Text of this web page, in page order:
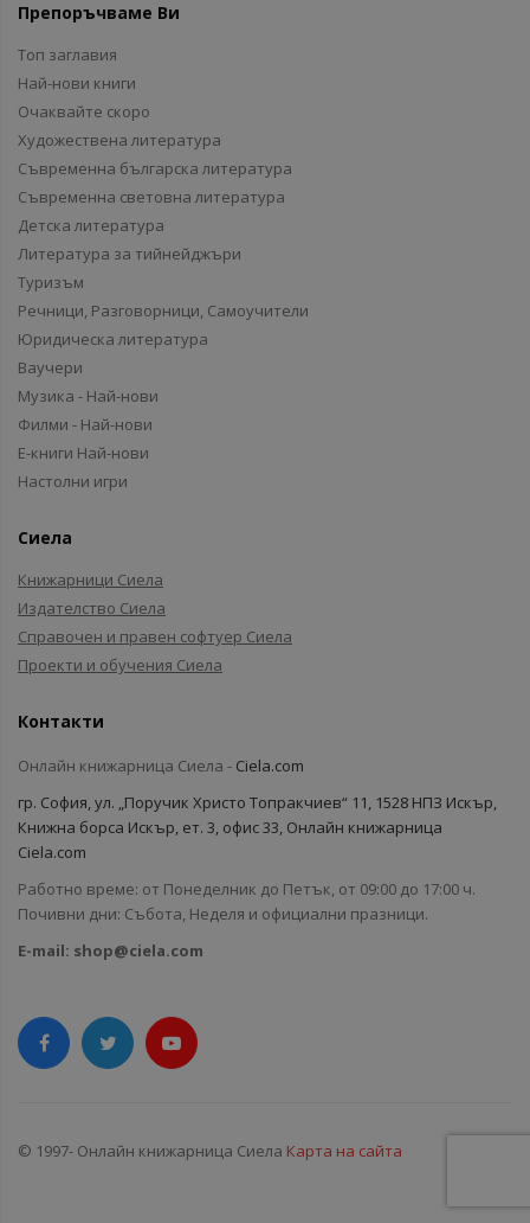
Препоръчваме Ви
Топ заглавия
Най-нови книги
Очаквайте скоро
Художествена литература
Съвременна българска литература
Съвременна световна литература
Детска литература
Литература за тийнейджъри
Туризъм
Речници, Разговорници, Самоучители
Юридическа литература
Ваучери
Музика - Най-нови
Филми - Най-нови
Е-книги Най-нови
Настолни игри
Сиела
Книжарници Сиела
Издателство Сиела
Справочен и правен софтуер Сиела
Проекти и обучения Сиела
Контакти
Онлайн книжарница Сиела - Ciela.com
гр. София, ул. „Поручик Христо Топракчиев“ 11, 1528 НПЗ Искър,
Книжна борса Искър, ет. 3, офис 33, Онлайн книжарница
Ciela.com
Работно време: от Понеделник до Петък, от 09:00 до 17:00 ч.
Почивни дни: Събота, Неделя и официални празници.
E-mail: shop@ciela.com
© 1997- Онлайн книжарница Сиела Карта на сайта